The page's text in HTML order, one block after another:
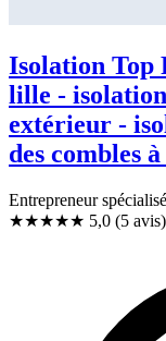
Isolation Top
lille -
extérieur -
des combles
Entrepreneur
★★★★★ 5,0 (5 avis)